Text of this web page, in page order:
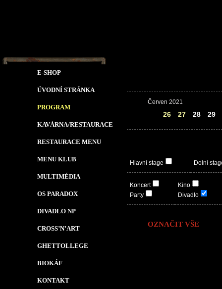
E-SHOP
ÚVODNÍ STRÁNKA
PROGRAM
KAVÁRNA/RESTAURACE
RESTAURACE MENU
MENU KLUB
MULTIMÉDIA
OS PARADOX
DIVADLO NP
CROSS’N’ART
GHETTOLLEGE
BIOKÁF
KONTAKT
Červen 2021
26 27 28 29
Hlavní stage Dolní
Koncert
Party
Kino
Divadlo
OZNAČIT VŠE